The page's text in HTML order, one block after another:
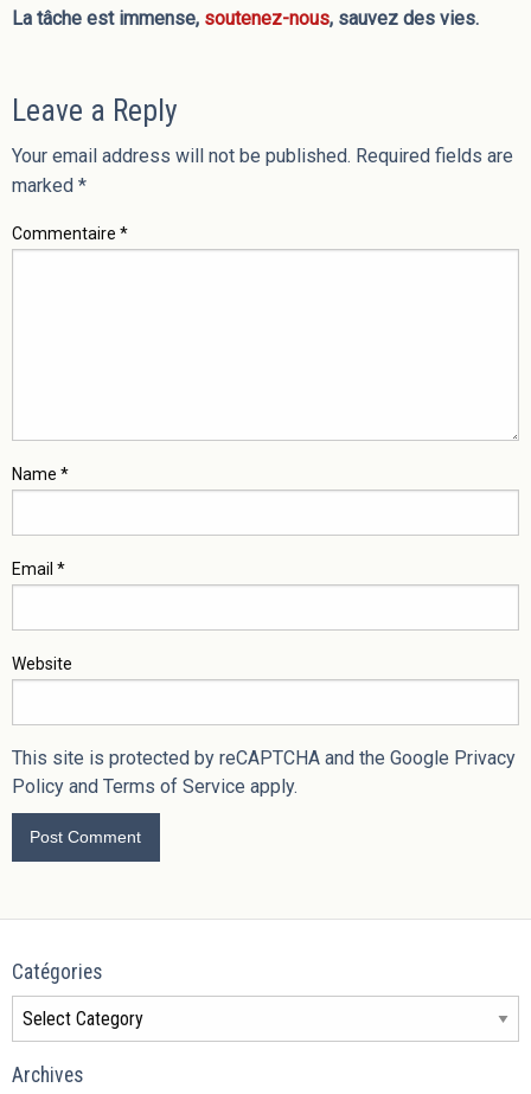
La tâche est immense, soutenez-nous, sauvez des vies.
Leave a Reply
Your email address will not be published. Required fields are
marked *
Commentaire *
Name *
Email *
Website
This site is protected by reCAPTCHA and the Google Privacy
Policy and Terms of Service apply.
Catégories
Archives